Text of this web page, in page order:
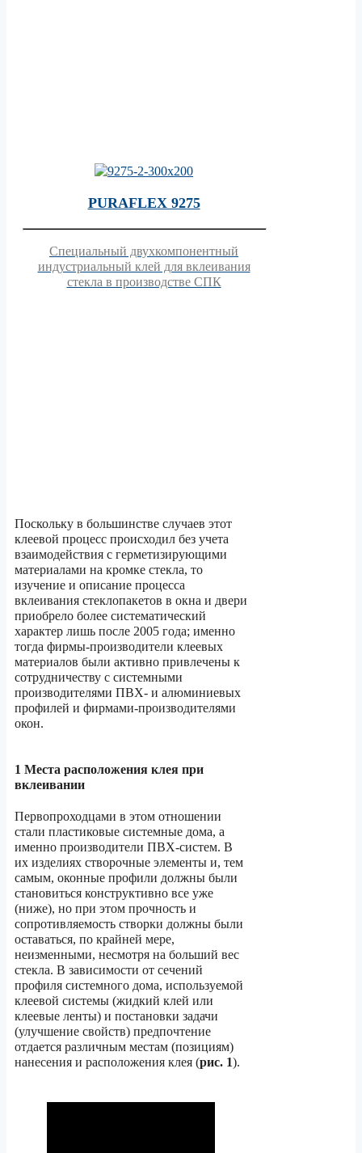
PURAFLEX 9275
Специальный двухкомпонентный
индустриальный клей для вклеивания
стекла в производстве СПК
Поскольку в большинстве случаев этот
клеевой процесс происходил без учета
взаимодействия с герметизирующими
материалами на кромке стекла, то
изучение и описание процесса
вклеивания стеклопакетов в окна и двери
приобрело более систематический
характер лишь после 2005 года; именно
тогда фирмы-производители клеевых
материалов были активно привлечены к
сотрудничеству с системными
производителями ПВХ- и алюминиевых
профилей и фирмами-производителями
окон.
1 Места расположения клея при
вклеивании
Первопроходцами в этом отношении
стали пластиковые системные дома, а
именно производители ПВХ-систем. В
их изделиях створочные элементы и, тем
самым, оконные профили должны были
становиться конструктивно все уже
(ниже), но при этом прочность и
сопротивляемость створки должны были
оставаться, по крайней мере,
неизменными, несмотря на больший вес
стекла. В зависимости от сечений
профиля системного дома, используемой
клеевой системы (жидкий клей или
клеевые ленты) и постановки задачи
(улучшение свойств) предпочтение
отдается различным местам (позициям)
нанесения и расположения клея (рис. 1).